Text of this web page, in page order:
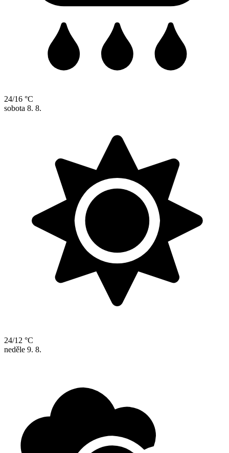
24/16 °C
sobota 8. 8.
24/12 °C
neděle 9. 8.